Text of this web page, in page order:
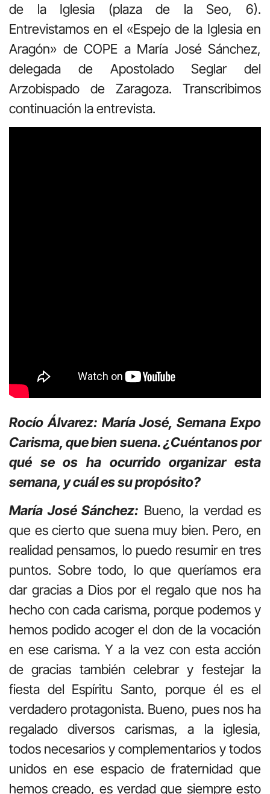
de la Iglesia (plaza de la Seo, 6).
Entrevistamos en el «Espejo de la Iglesia en
Aragón» de COPE a María José Sánchez,
delegada de Apostolado Seglar del
Arzobispado de Zaragoza. Transcribimos
continuación la entrevista.
Rocío Álvarez: María José, Semana Expo
Carisma, que bien suena. ¿Cuéntanos por
qué se os ha ocurrido organizar esta
semana, y cuál es su propósito?
María José Sánchez: Bueno, la verdad es
que es cierto que suena muy bien. Pero, en
realidad pensamos, lo puedo resumir en tres
puntos. Sobre todo, lo que queríamos era
dar gracias a Dios por el regalo que nos ha
hecho con cada carisma, porque podemos y
hemos podido acoger el don de la vocación
en ese carisma. Y a la vez con esta acción
de gracias también celebrar y festejar la
fiesta del Espíritu Santo, porque él es el
verdadero protagonista. Bueno, pues nos ha
regalado diversos carismas, a la iglesia,
todos necesarios y complementarios y todos
unidos en ese espacio de fraternidad que
hemos creado, es verdad que siempre esto